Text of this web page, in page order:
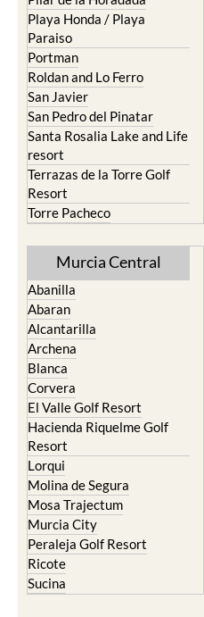
Playa Honda / Playa
Paraiso
Portman
Roldan and Lo Ferro
San Javier
San Pedro del Pinatar
Santa Rosalia Lake and Life
resort
Terrazas de la Torre Golf
Resort
Torre Pacheco
Murcia Central
Abanilla
Abaran
Alcantarilla
Archena
Blanca
Corvera
El Valle Golf Resort
Hacienda Riquelme Golf
Resort
Lorqui
Molina de Segura
Mosa Trajectum
Murcia City
Peraleja Golf Resort
Ricote
Sucina